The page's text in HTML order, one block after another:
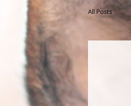
All Posts